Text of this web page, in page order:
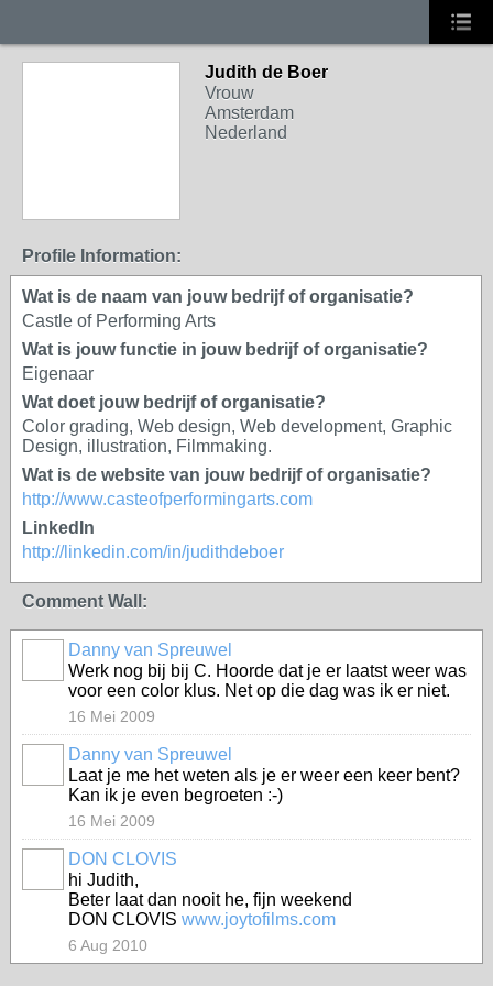
Judith de Boer
Vrouw
Amsterdam
Nederland
Profile Information:
Wat is de naam van jouw bedrijf of organisatie?
Castle of Performing Arts
Wat is jouw functie in jouw bedrijf of organisatie?
Eigenaar
Wat doet jouw bedrijf of organisatie?
Color grading, Web design, Web development, Graphic
Design, illustration, Filmmaking.
Wat is de website van jouw bedrijf of organisatie?
http://www.casteofperformingarts.com
LinkedIn
http://linkedin.com/in/judithdeboer
Comment Wall:
Danny van Spreuwel
Werk nog bij bij C. Hoorde dat je er laatst weer was
voor een color klus. Net op die dag was ik er niet.
16 Mei 2009
Danny van Spreuwel
Laat je me het weten als je er weer een keer bent?
Kan ik je even begroeten :-)
16 Mei 2009
DON CLOVIS
hi Judith,
Beter laat dan nooit he, fijn weekend
DON CLOVIS www.joytofilms.com
6 Aug 2010